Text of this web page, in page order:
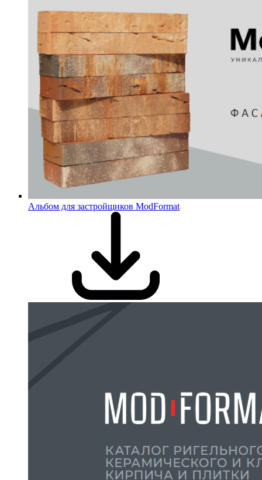
Альбом для застройщиков ModFormat